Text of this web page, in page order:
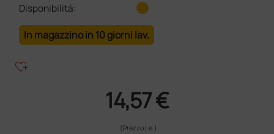
Disponibilità:
In magazzino in 10 giorni lav.
heart_plus
14,57 €
(Prezzo i.e.)